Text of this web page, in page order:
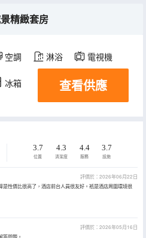
精緻套房
空調 淋浴 電視機
冰箱 查看供應
3.7
位置
4.3
清潔度
4.4
服務
3.7
設施
評價於：2026年06月22日
是性價比很高了，酒店前台人員很友好。衹是酒店周圍環境很
評價於：2026年05月16日
答問題。